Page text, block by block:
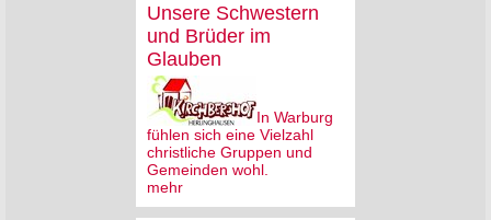
Unsere Schwestern
und Brüder im
Glauben
In Warburg
fühlen sich eine Vielzahl
christliche Gruppen und
Gemeinden wohl.
mehr